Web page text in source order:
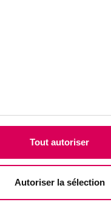
Tout autoriser
Autoriser la sélection
peut
éléments distincts
climat par un blindage
et diffuse des
dans le circuit